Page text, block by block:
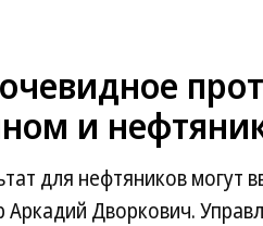
и
для нефтяников могут
Аркадий Дворкович.